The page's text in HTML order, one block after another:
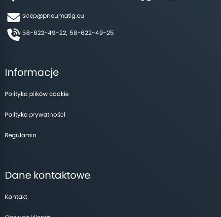
sklep@pneumatig.eu
58-622-49-22, 58-622-49-25
Informacje
Polityka plików cookie
Polityka prywatności
Regulamin
Dane kontaktowe
Kontakt